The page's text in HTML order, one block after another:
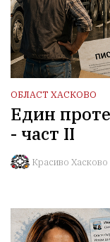
ОБЛАСТ ХАСКОВО
Един
- част II
Красиво Хасково